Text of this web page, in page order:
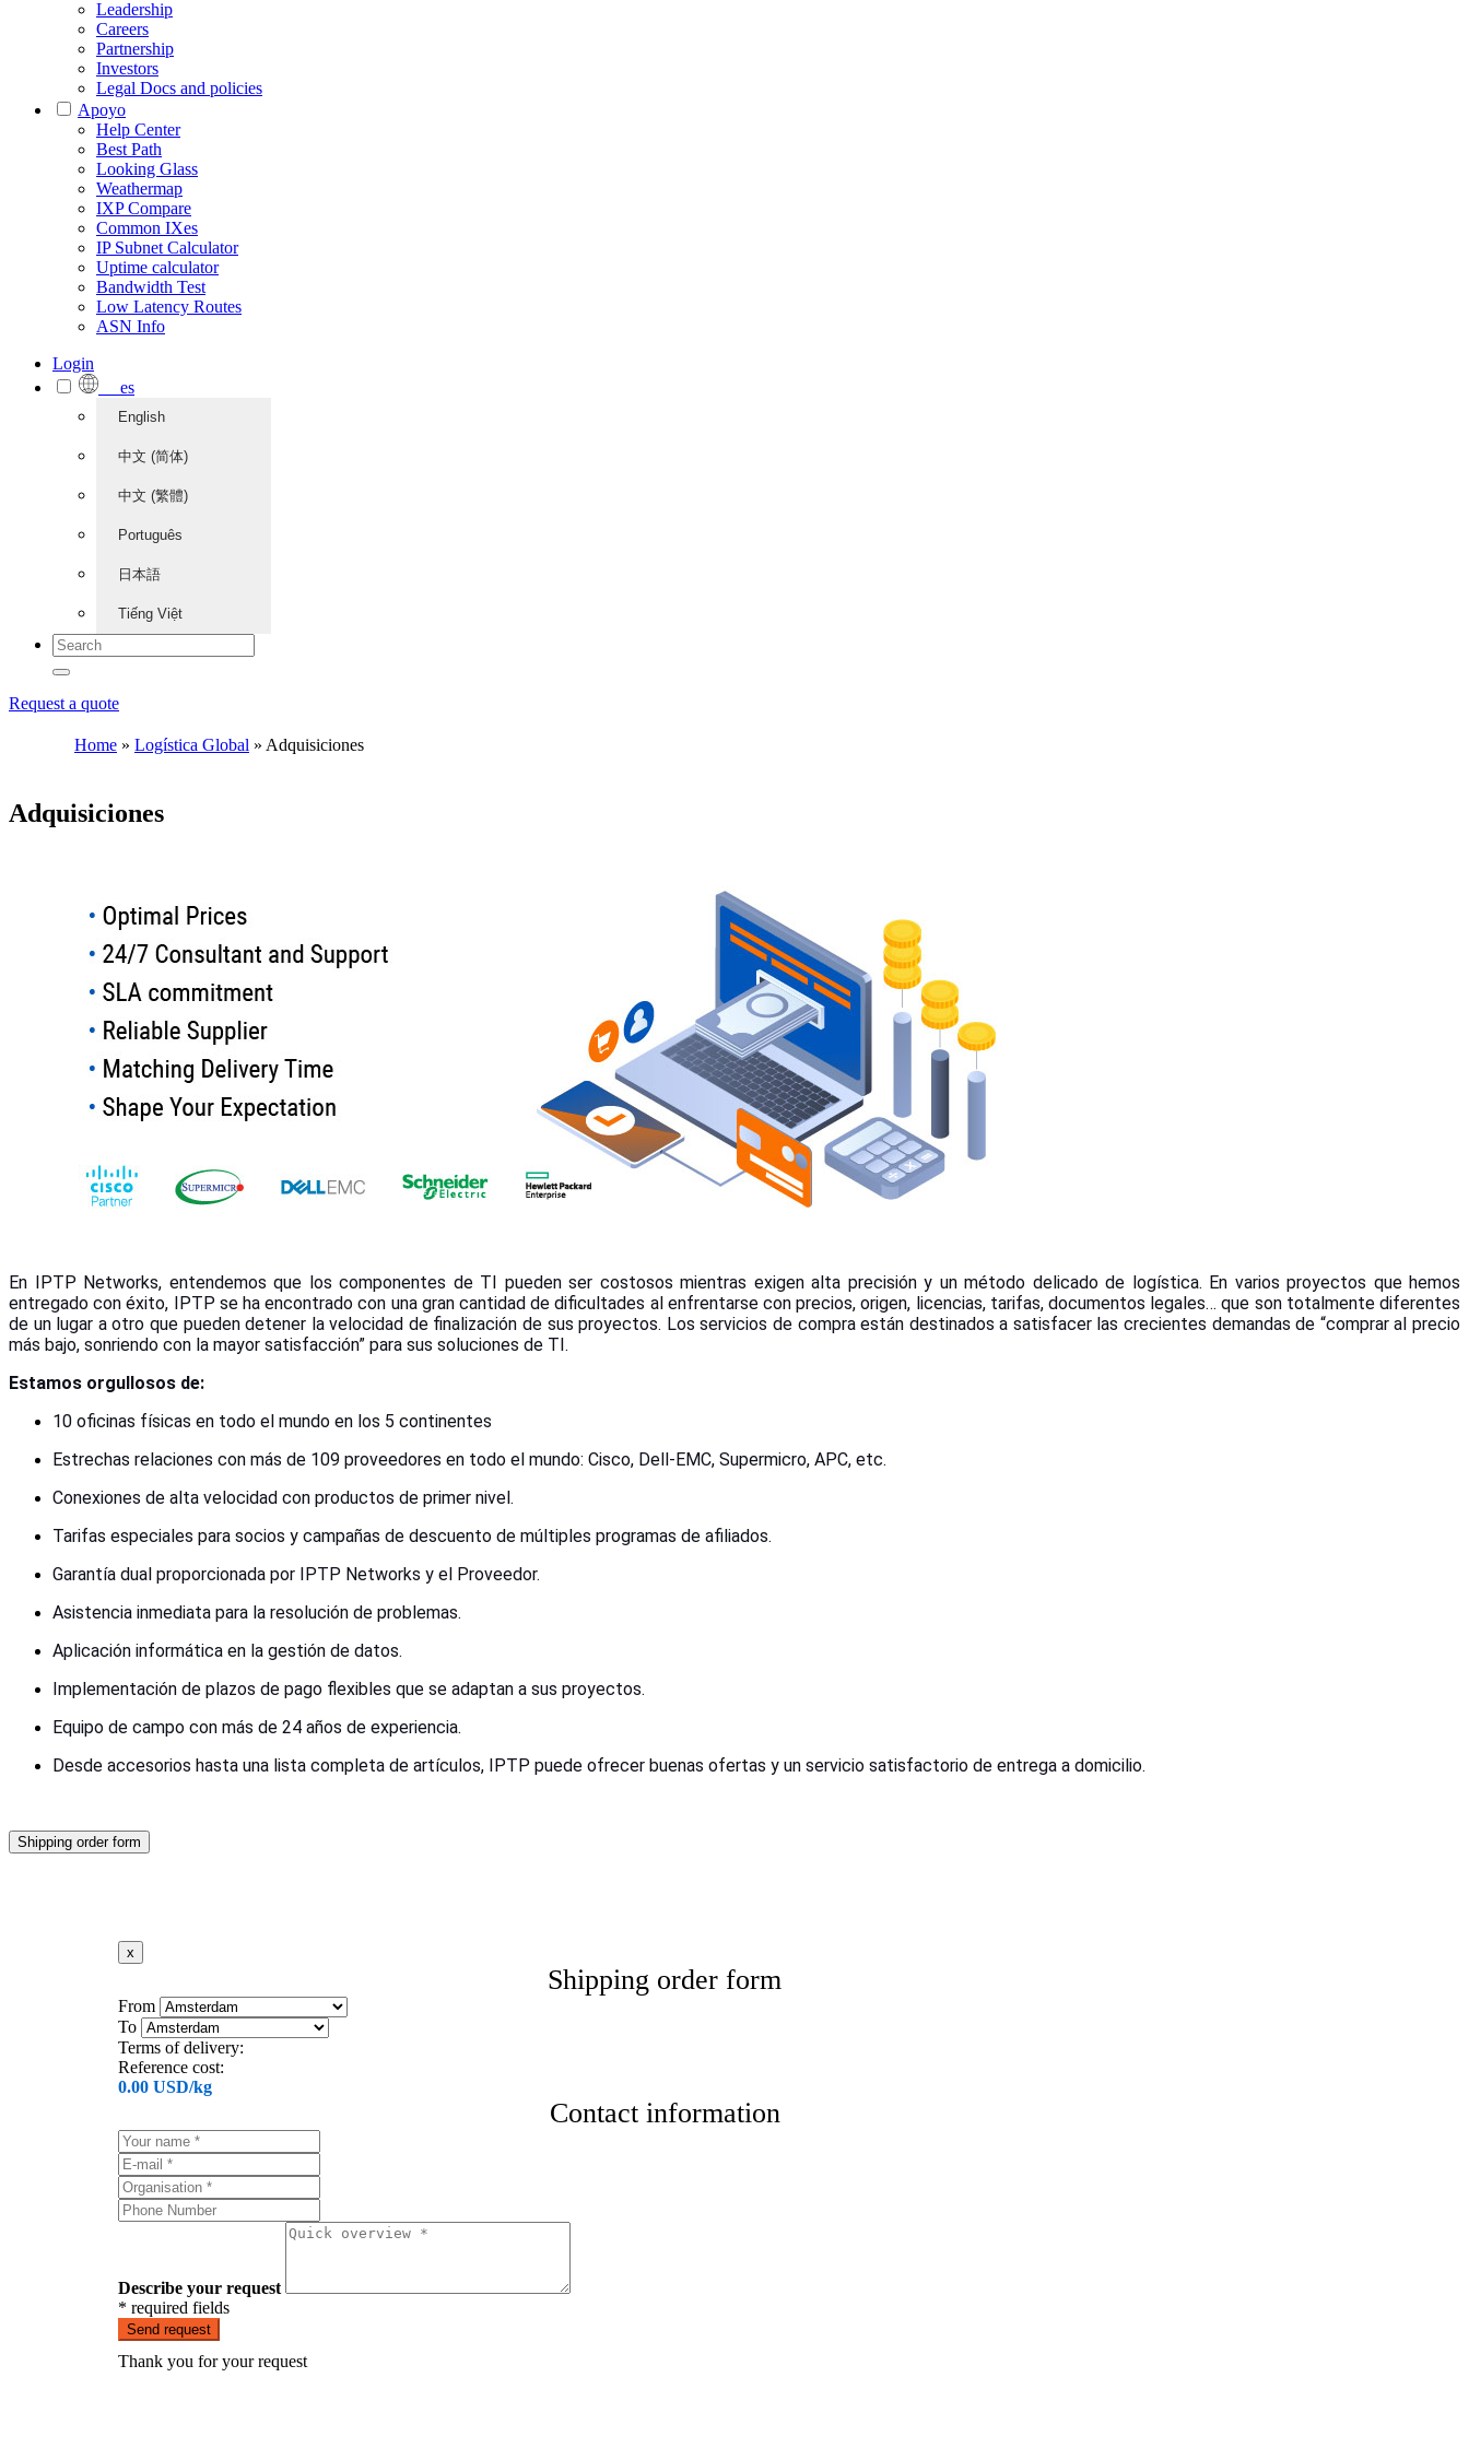
Leadership
Careers
Partnership
Investors
Legal Docs and policies
Apoyo
Help Center
Best Path
Looking Glass
Weathermap
IXP Compare
Common IXes
IP Subnet Calculator
Uptime calculator
Bandwidth Test
Low Latency Routes
ASN Info
Login
es
English
中文 (简体)
中文 (繁體)
Português
日本語
Tiếng Việt
Request a quote
Home » Logística Global » Adquisiciones
Adquisiciones
En IPTP Networks, entendemos que los componentes de TI pueden ser costosos mientras exigen alta precisión y un método delicado de logística. En varios proyectos que hemos
entregado con éxito, IPTP se ha encontrado con una gran cantidad de dificultades al enfrentarse con precios, origen, licencias, tarifas, documentos legales… que son totalmente diferentes
de un lugar a otro que pueden detener la velocidad de finalización de sus proyectos. Los servicios de compra están destinados a satisfacer las crecientes demandas de “comprar al precio
más bajo, sonriendo con la mayor satisfacción” para sus soluciones de TI.
Estamos orgullosos de:
10 oficinas físicas en todo el mundo en los 5 continentes
Estrechas relaciones con más de 109 proveedores en todo el mundo: Cisco, Dell-EMC, Supermicro, APC, etc.
Conexiones de alta velocidad con productos de primer nivel.
Tarifas especiales para socios y campañas de descuento de múltiples programas de afiliados.
Garantía dual proporcionada por IPTP Networks y el Proveedor.
Asistencia inmediata para la resolución de problemas.
Aplicación informática en la gestión de datos.
Implementación de plazos de pago flexibles que se adaptan a sus proyectos.
Equipo de campo con más de 24 años de experiencia.
Desde accesorios hasta una lista completa de artículos, IPTP puede ofrecer buenas ofertas y un servicio satisfactorio de entrega a domicilio.
Shipping order form
x
Shipping order form
From
To
Terms of delivery:
Reference cost:
0.00 USD/kg
Contact information
Describe your request
* required fields
Send request
Thank you for your request